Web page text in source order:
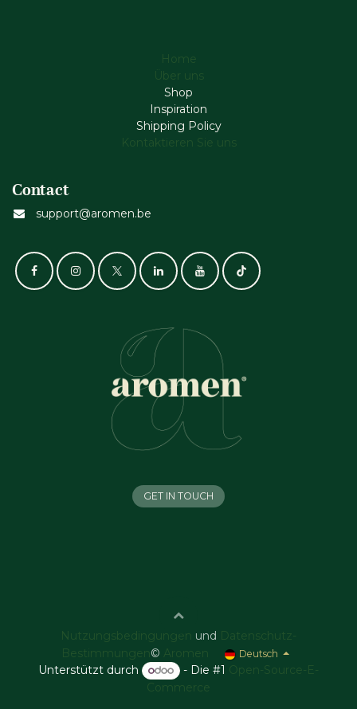
Home
Über uns
Shop
Inspiration
Shipping Policy
Kontaktieren Sie uns
Contact
support@aromen.be
GET IN TOUCH
Nutzungsbedingungen und
Datenschutz-
Bestimmungen © Aromen Deutsch
Unterstützt durch - Die #1 Open-Source-E-
Commerce